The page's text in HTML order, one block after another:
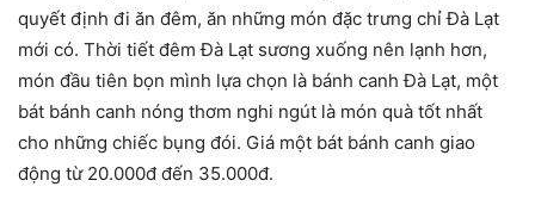
quyết định đi ăn đêm, ăn những món đặc trưng chỉ Đà Lạt
mới có. Thời tiết đêm Đà Lạt sương xuống nên lạnh hơn,
món đầu tiên bọn mình lựa chọn là bánh canh Đà Lạt, một
bát bánh canh nóng thơm nghi ngút là món quà tốt nhất
cho những chiếc bụng đói. Giá một bát bánh canh giao
động từ 20.000đ đến 35.000đ.